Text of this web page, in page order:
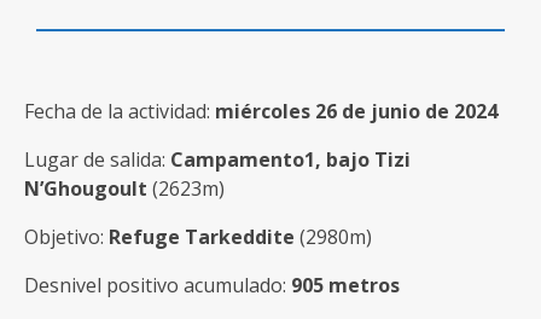
Fecha de la actividad: miércoles 26 de junio de 2024
Lugar de salida: Campamento1, bajo Tizi
N’Ghougoult (2623m)
Objetivo: Refuge Tarkeddite (2980m)
Desnivel positivo acumulado: 905 metros